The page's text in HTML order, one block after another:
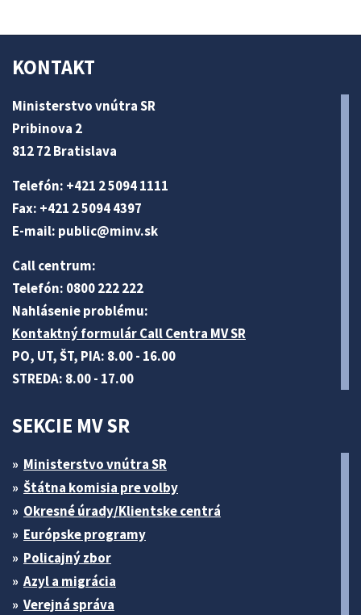
KONTAKT
Ministerstvo vnútra SR
Pribinova 2
812 72 Bratislava
Telefón: +421 2 5094 1111
Fax: +421 2 5094 4397
E-mail: public@minv.sk
Call centrum:
Telefón: 0800 222 222
Nahlásenie problému:
Kontaktný formulár Call Centra MV SR
PO, UT, ŠT, PIA: 8.00 - 16.00
STREDA: 8.00 - 17.00
SEKCIE MV SR
Ministerstvo vnútra SR
Štátna komisia pre volby
Okresné úrady/Klientske centrá
Európske programy
Policajný zbor
Azyl a migrácia
Verejná správa